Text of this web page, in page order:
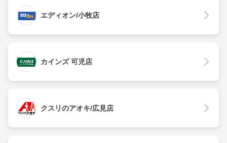
エディオン/小牧店
カインズ 可児店
クスリのアオキ/広見店